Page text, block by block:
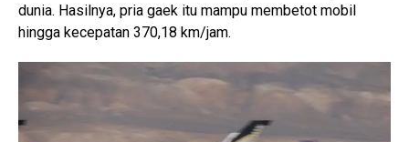
dunia. Hasilnya, pria gaek itu mampu membetot mobil
hingga kecepatan 370,18 km/jam.